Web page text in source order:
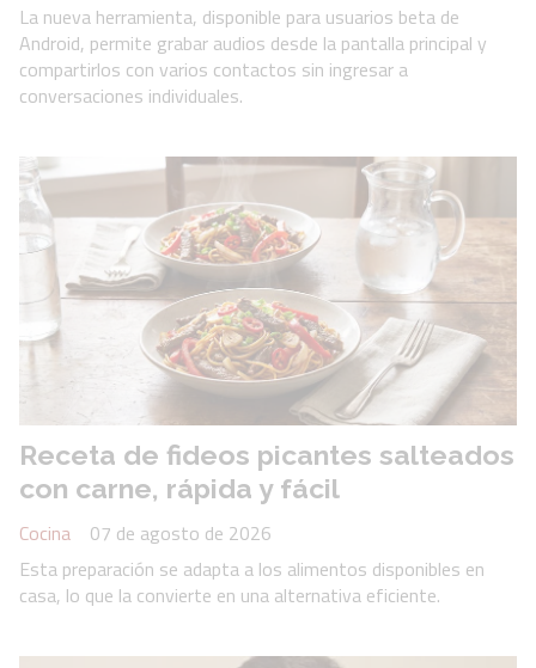
La nueva herramienta, disponible para usuarios beta de
Android, permite grabar audios desde la pantalla principal y
compartirlos con varios contactos sin ingresar a
conversaciones individuales.
Receta de fideos picantes salteados
con carne, rápida y fácil
Cocina
07 de agosto de 2026
Esta preparación se adapta a los alimentos disponibles en
casa, lo que la convierte en una alternativa eficiente.